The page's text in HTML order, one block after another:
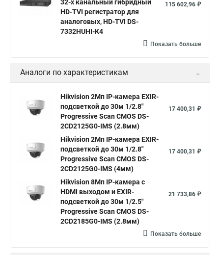
hikvision ds 2cd2042wd i Видеокамера hikvision
Видеокамеры hikvision ds
Камера Hikvision ds 2ce16d8t
Видеокамера hikvision hiwatch
Камера Hikvision ds 2cd2442fwd
Уличная камера Hikvision ip camera
Hikvision поворотная камера Hikvision купольная
Нikvision микрофон Hikvision поворотная
Hikvision порты
32-х канальный гибридный
HD-TVI регистратор для
аналоговых, HD-TVI DS-
7332HUHI-K4
115 602,96 ₽
Показать больше
Аналоги по характеристикам
Hikvision 2Мп IP-камера EXIR-
подсветкой до 30м 1/2.8"
Progressive Scan CMOS DS-
2CD2125G0-IMS (2.8мм)
17 400,31 ₽
Hikvision 2Мп IP-камера EXIR-
подсветкой до 30м 1/2.8"
Progressive Scan CMOS DS-
2CD2125G0-IMS (4мм)
17 400,31 ₽
Hikvision 8Мп IP-камера с
HDMI выходом и EXIR-
подсветкой до 30м 1/2.5"
Progressive Scan CMOS DS-
2CD2185G0-IMS (2.8мм)
21 733,86 ₽
Показать больше